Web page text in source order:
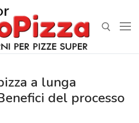
a lunga
del processo